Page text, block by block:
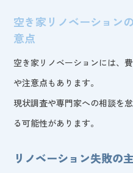
空き家リノベーション
意点
空き家リノベーションには、
や注意点もあります。
現状調査や専門家への相談を
る可能性があります。
リノベーション失敗の